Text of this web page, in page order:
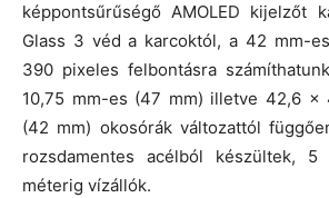
képpontsűrűségő AMOLED kijelzőt
Glass 3 véd a karcoktól, a 42 mm-
390 pixeles felbontásra
10,75 mm-es (47 mm) illetve 42,6 x
(42 mm) okosórák változattól
rozsdamentes acélból készültek,
méterig vízállók.